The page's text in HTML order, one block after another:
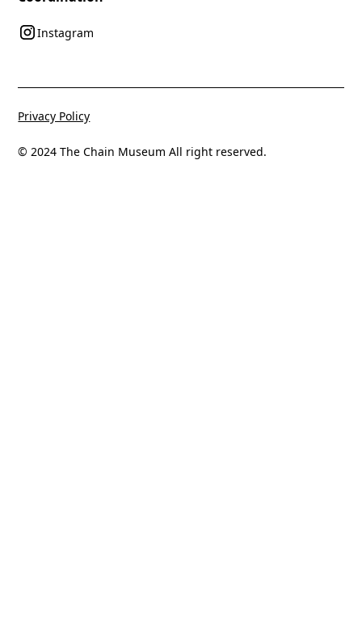
Instagram
© 2024 The Chain Museum All right reserved.
Privacy Policy